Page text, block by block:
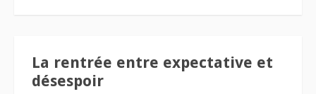
La rentrée entre expectative et
désespoir